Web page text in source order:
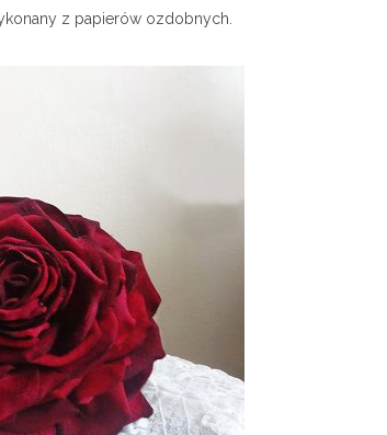
z papierów ozdobnych.